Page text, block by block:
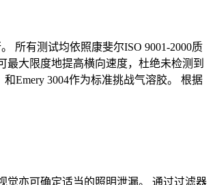
所有测试均依照康斐尔ISO 9001-2000质
大限度地提高横向速度，杜绝未检测到
Emery 3004作为标准挑战气溶胶。 根据
觉亦可确定适当的照明泄漏。 通过过滤器